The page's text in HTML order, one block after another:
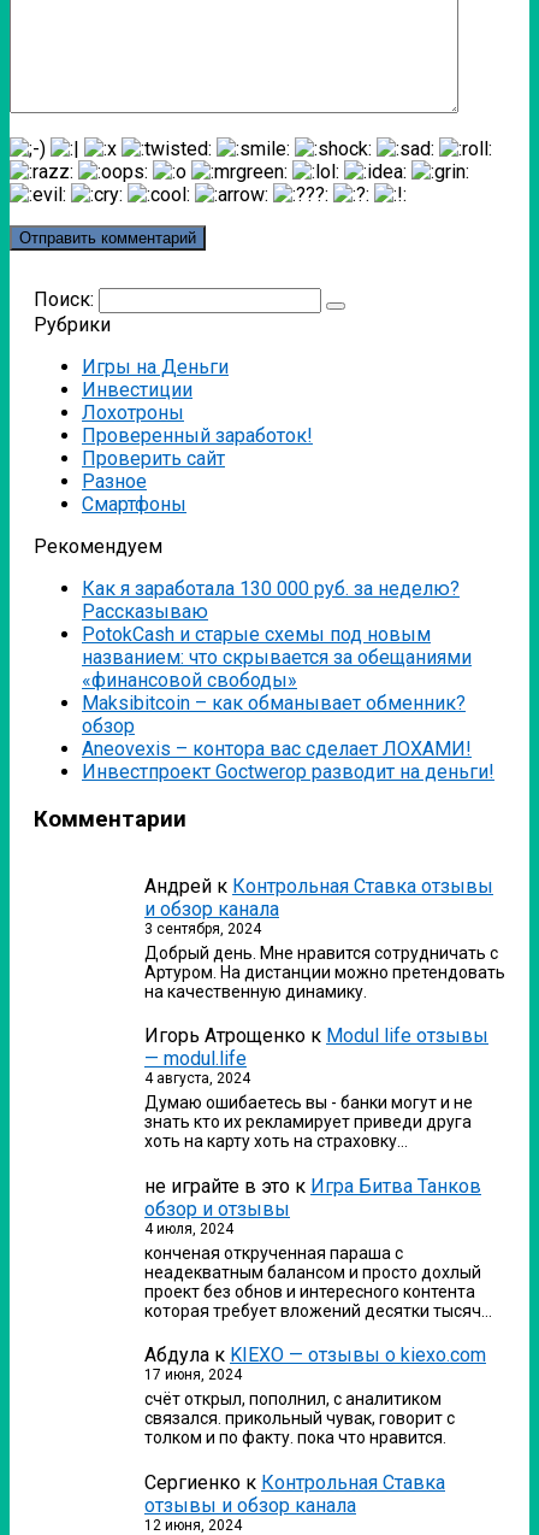
Поиск:
Рубрики
Игры на Деньги
Инвестиции
Лохотроны
Проверенный заработок!
Проверить сайт
Разное
Смартфоны
Рекомендуем
Как я заработала 130 000 руб. за неделю?
Рассказываю
PotokCash и старые схемы под новым
названием: что скрывается за обещаниями
«финансовой свободы»
Мaksibitcoin – как обманывает обменник?
обзор
Аneovexis – контора вас сделает ЛОХАМИ!
Инвестпроект Goctwerop разводит на деньги!
Комментарии
Андрей к Контрольная Ставка отзывы
и обзор канала
3 сентября, 2024
Добрый день. Мне нравится сотрудничать с
Артуром. На дистанции можно претендовать
на качественную динамику.
Игорь Атрощенко к Modul life отзывы
— modul.life
4 августа, 2024
Думаю ошибаетесь вы - банки могут и не
знать кто их рекламирует приведи друга
хоть на карту хоть на страховку…
не играйте в это к Игра Битва Танков
обзор и отзывы
4 июля, 2024
конченая открученная параша с
неадекватным балансом и просто дохлый
проект без обнов и интересного контента
которая требует вложений десятки тысяч…
Абдула к KIEXO — отзывы о kiexo.com
17 июня, 2024
счёт открыл, пополнил, с аналитиком
связался. прикольный чувак, говорит с
толком и по факту. пока что нравится.
Сергиенко к Контрольная Ставка
отзывы и обзор канала
12 июня, 2024